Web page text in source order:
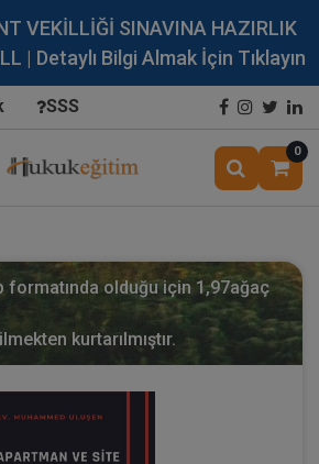
VEKİLLİĞİ SINAVINA HAZIRLIK
| Detaylı Bilgi Almak İçin Tıklayın
SSS
0
formatında olduğu için 1,97ağaç
kurtarılmıştır.